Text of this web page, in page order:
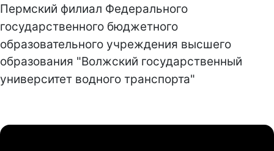
Пермский филиал Федерального
государственного бюджетного
образовательного учреждения высшего
образования "Волжский государственный
университет водного транспорта"